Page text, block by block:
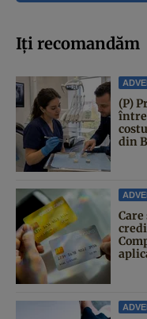
Iți recomandăm
(P)
din